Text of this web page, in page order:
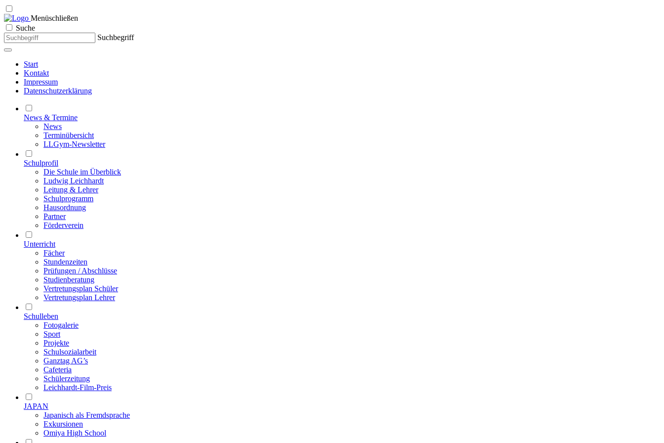
Menüschließen
Suche
Suchbegriff
Start
Kontakt
Impressum
Datenschutzerklärung
News & Termine
News
Terminübersicht
LLGym-Newsletter
Schulprofil
Die Schule im Überblick
Ludwig Leichhardt
Leitung & Lehrer
Schulprogramm
Hausordnung
Partner
Förderverein
Unterricht
Fächer
Stundenzeiten
Prüfungen / Abschlüsse
Studienberatung
Vertretungsplan Schüler
Vertretungsplan Lehrer
Schulleben
Fotogalerie
Sport
Projekte
Schulsozialarbeit
Ganztag AG’s
Cafeteria
Schülerzeitung
Leichhardt-Film-Preis
JAPAN
Japanisch als Fremdsprache
Exkursionen
Omiya High School